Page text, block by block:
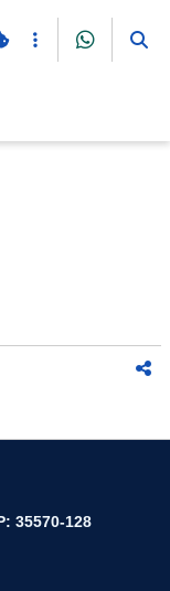
35570-128